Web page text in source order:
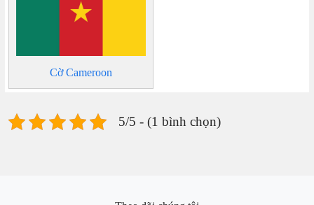
Cờ Cameroon
5/5 - (1 bình chọn)